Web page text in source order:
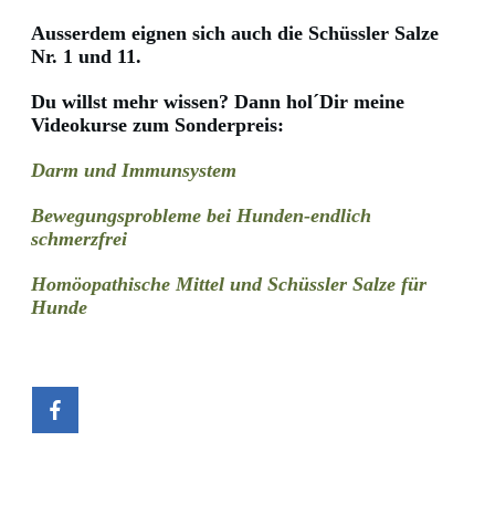
Ausserdem eignen sich auch die Schüssler Salze
Nr. 1 und 11.
Du willst mehr wissen? Dann hol´Dir meine
Videokurse zum Sonderpreis:
Darm und Immunsystem
Bewegungsprobleme bei Hunden-endlich
schmerzfrei
Homöopathische Mittel und Schüssler Salze für
Hunde